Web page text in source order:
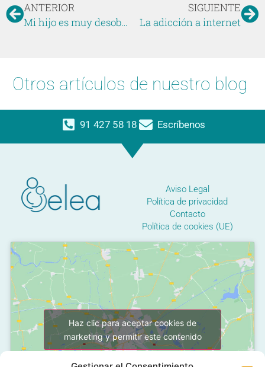
ANTERIOR
Mi hijo es muy desobediente
SIGUIENTE
La adicción a internet
Otros artículos de nuestro blog
91 427 58 18 Escríbenos
Aviso Legal
Política de privacidad
Contacto
Política de cookies (UE)
Haz clic para aceptar cookies de
marketing y permitir este contenido